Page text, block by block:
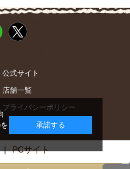
公式サイト
店舗一覧
プライバシーポリシー
|PCサイト
承諾する